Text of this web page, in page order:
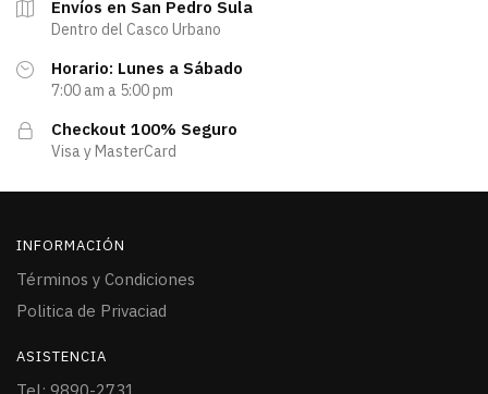
Envíos en San Pedro Sula
Dentro del Casco Urbano
Horario: Lunes a Sábado
7:00 am a 5:00 pm
Checkout 100% Seguro
Visa y MasterCard
INFORMACIÓN
Términos y Condiciones
Politica de Privaciad
ASISTENCIA